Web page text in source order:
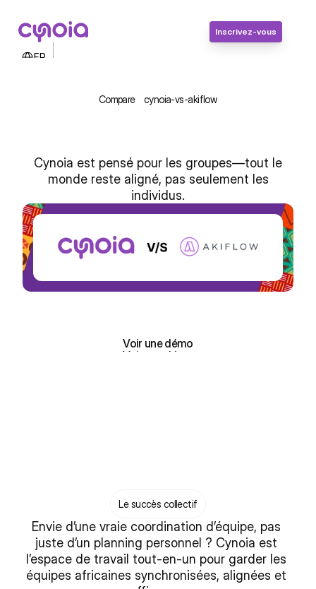
Inscrivez-vous
FR
Compare cynoia-vs-akiflow
Cynoia vs Akiflow : Le succès
d’équipe, pas seulement la
productivité perso
Cynoia est pensé pour les groupes—tout le
monde reste aligné, pas seulement les
individus.
Voir une démo
Voir une démo
Le succès collectif
Envie d’une vraie coordination d’équipe, pas
juste d’un planning personnel ? Cynoia est
l’espace de travail tout-en-un pour garder les
équipes africaines synchronisées, alignées et